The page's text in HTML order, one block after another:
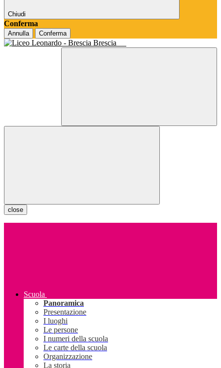
Chiudi
Conferma
Annulla Conferma
Brescia
close
Scuola
Panoramica
Presentazione
I luoghi
Le persone
I numeri della scuola
Le carte della scuola
Organizzazione
La storia